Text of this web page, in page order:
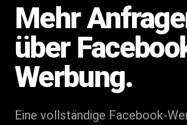
Mehr
über
Werbung.
Eine vollständige Facebook-